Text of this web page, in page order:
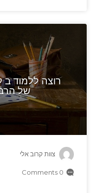
רוצה ללמוד
של
צוות קרוב אלי
0 Comments